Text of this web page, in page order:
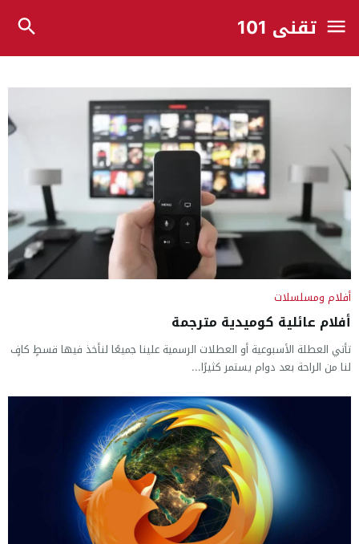
تقني 101
أفلام ومسلسلات
أفلام عائلية كوميدية مترجمة
تأتي العطلة الأسبوعية أو العطلات الرسمية علينا جميعًا لنأخذ فيها قسطٍ كافٍ
لنا من الراحة بعد دوام يستمر كثيرًا...